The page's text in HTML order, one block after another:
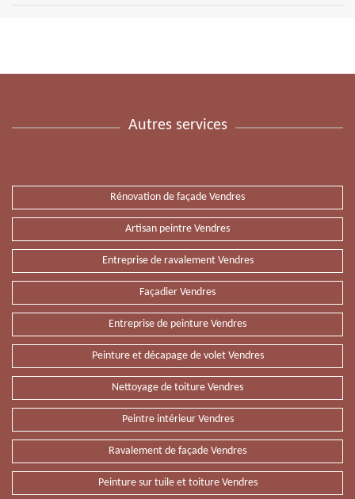
Autres services
Rénovation de façade Vendres
Artisan peintre Vendres
Entreprise de ravalement Vendres
Façadier Vendres
Entreprise de peinture Vendres
Peinture et décapage de volet Vendres
Nettoyage de toiture Vendres
Peintre intérieur Vendres
Ravalement de façade Vendres
Peinture sur tuile et toiture Vendres